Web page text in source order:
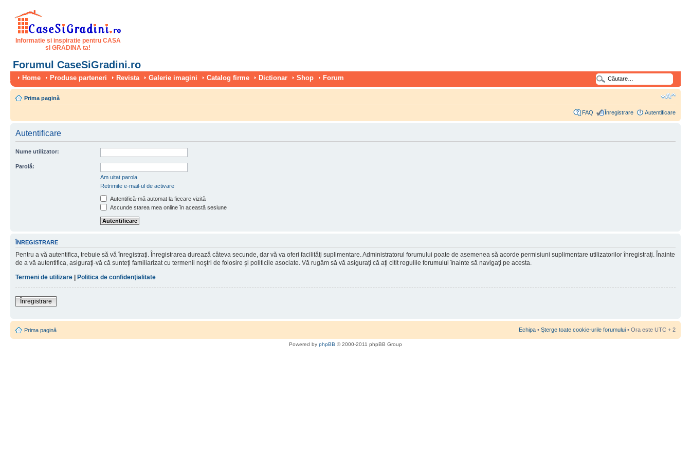
Informatie si inspiratie pentru CASA
si GRADINA ta!
Forumul CaseSiGradini.ro
Home Produse parteneri Revista Galerie imagini Catalog firme Dictionar Shop Forum
Prima pagină
FAQ Înregistrare Autentificare
Autentificare
Nume utilizator:
Parolă:
Am uitat parola
Retrimite e-mail-ul de activare
Autentifică-mă automat la fiecare vizită
Ascunde starea mea online în această sesiune
ÎNREGISTRARE
Pentru a vă autentifica, trebuie să vă înregistraţi. Înregistrarea durează câteva secunde, dar vă va oferi facilităţi suplimentare. Administratorul forumului poate de asemenea să acorde permisiuni suplimentare utilizatorilor înregistraţi. Înainte
de a vă autentifica, asiguraţi-vă că sunteţi familiarizat cu termenii noştri de folosire şi politicile asociate. Vă rugăm să vă asiguraţi că aţi citit regulile forumului înainte să navigaţi pe acesta.
Termeni de utilizare | Politica de confidenţialitate
Înregistrare
Prima pagină Echipa • Şterge toate cookie-urile forumului • Ora este UTC + 2
Powered by phpBB © 2000-2011 phpBB Group